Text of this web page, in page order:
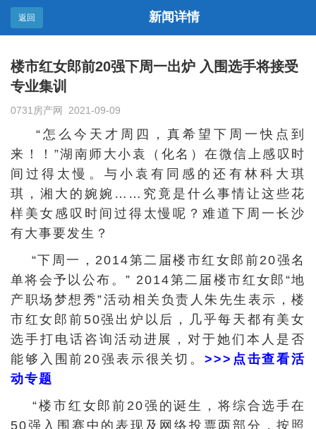
返回 新闻详情
楼市红女郎前20强下周一出炉 入围选手将接受
专业集训
0731房产网 2021-09-09
“怎么今天才周四，真希望下周一快点到
来！！”湖南师大小袁（化名）在微信上感叹时
间过得太慢。与小袁有同感的还有林科大琪
琪，湘大的婉婉……究竟是什么事情让这些花
样美女感叹时间过得太慢呢？难道下周一长沙
有大事要发生？
“下周一，2014第二届楼市红女郎前20强名
单将会予以公布。” 2014第二届楼市红女郎“地
产职场梦想秀”活动相关负责人朱先生表示，楼
市红女郎前50强出炉以后，几乎每天都有美女
选手打电话咨询活动进展，对于她们本人是否
能够入围前20强表示很关切。 >>>点击查看活
动专题
“楼市红女郎前20强的诞生，将综合选手在
50强入围赛中的表现及网络投票两部分，按照